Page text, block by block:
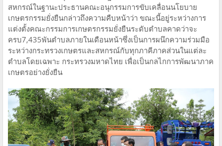
สหกรณ์ในฐานะประธานคณะอนุกรรมการขับเคลื่อนนโยบาย
เกษตรกรรมยั่งยืนกล่าวถึงความคืบหน้าว่า ขณะนี้อยู่ระหว่างการ
แต่งตั้งคณะกรรมการเกษตรกรรมยั่งยืนระดับตำบลคาดว่าจะ
ครบ7,435พันตำบลภายในเดือนหน้าซึ่งเป็นการผนึกความร่วมมือ
ระหว่างกระทรวงเกษตรและสหกรณ์กับทุกภาคีภาคส่วนในแต่ละ
ตำบลโดยเฉพาะ กระทรวงมหาดไทย เพื่อเป็นกลไกการพัฒนาภาค
เกษตรอย่างยั่งยืน